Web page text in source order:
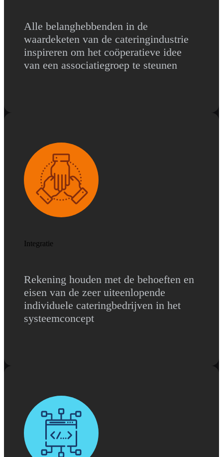
Alle belanghebbenden in de
waardeketen van de cateringindustrie
inspireren om het coöperatieve idee
van een associatiegroep te steunen
Integratie
Rekening houden met de behoeften en
eisen van de zeer uiteenlopende
individuele cateringbedrijven in het
systeemconcept